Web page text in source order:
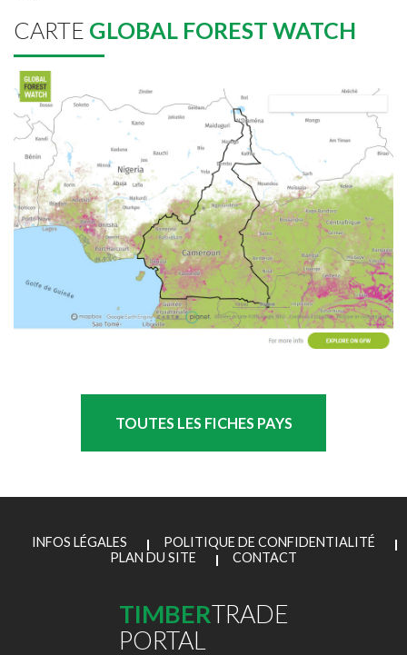
CARTE GLOBAL FOREST WATCH
TOUTES LES FICHES PAYS
INFOS LÉGALES
POLITIQUE DE CONFIDENTIALITÉ
PLAN DU SITE
CONTACT
TIMBERTRADE
PORTAL